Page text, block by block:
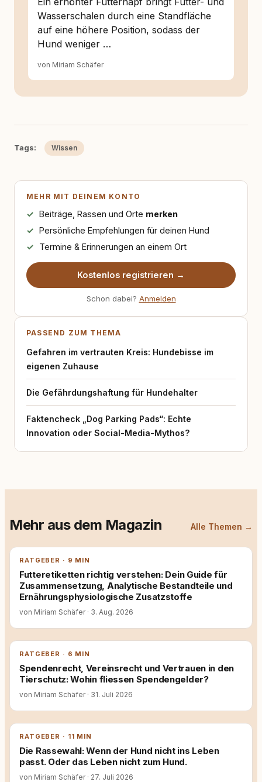
Wasserschalen durch eine Standfläche
auf eine höhere Position, sodass der
Hund weniger …
von Miriam Schäfer
Tags: Wissen
MEHR MIT DEINEM KONTO
Beiträge, Rassen und Orte merken
Persönliche Empfehlungen für deinen Hund
Termine & Erinnerungen an einem Ort
Kostenlos registrieren →
Schon dabei? Anmelden
PASSEND ZUM THEMA
Gefahren im vertrauten Kreis: Hundebisse im
eigenen Zuhause
Die Gefährdungshaftung für Hundehalter
Faktencheck „Dog Parking Pads“: Echte
Innovation oder Social-Media-Mythos?
Mehr aus dem Magazin Alle Themen →
RATGEBER · 9 MIN
Futteretiketten richtig verstehen: Dein Guide für
Zusammensetzung, Analytische Bestandteile und
Ernährungsphysiologische Zusatzstoffe
von Miriam Schäfer · 3. Aug. 2026
RATGEBER · 6 MIN
Spendenrecht, Vereinsrecht und Vertrauen in den
Tierschutz: Wohin fliessen Spendengelder?
von Miriam Schäfer · 31. Juli 2026
RATGEBER · 11 MIN
Die Rassewahl: Wenn der Hund nicht ins Leben
passt. Oder das Leben nicht zum Hund.
von Miriam Schäfer · 27. Juli 2026